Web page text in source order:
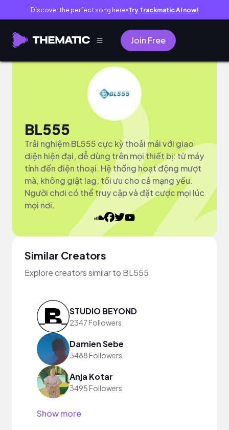
Discover the perfect song here● Try Trackmatic AI now!
Join Free
BL555
Trải nghiệm BL555 cực kỳ thoải mái với giao
diện hiện đại, dễ dùng trên mọi thiết bị: từ máy
tính đến điện thoại. Hệ thống hoạt động mượt
mà, không giật lag, tối ưu cho cả mạng yếu.
Người chơi có thể truy cập và đặt cược mọi lúc
mọi nơi.
Similar Creators
Explore creators similar to BL555
STUDIO BEYOND
2347 Followers
Damien Sebe
3488 Followers
Anja Kotar
3495 Followers
Show more